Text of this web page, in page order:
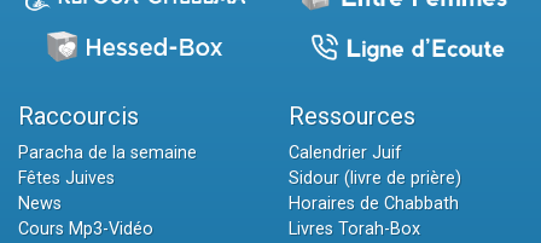
Raccourcis
Paracha de la semaine
Fêtes Juives
News
Cours Mp3-Vidéo
Ressources
Calendrier Juif
Sidour (livre de prière)
Horaires de Chabbath
Livres Torah-Box